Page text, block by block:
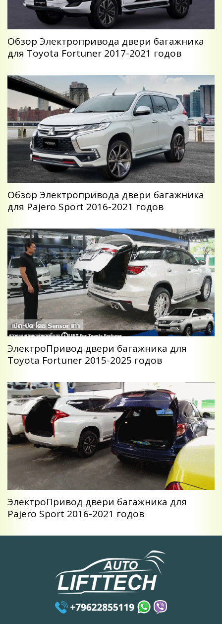
Обзор Электропривода двери багажника
для Toyota Fortuner 2017-2021 годов
Обзор Электропривода двери багажника
для Pajero Sport 2016-2021 годов
ЭлектроПривод двери багажника для
Toyota Fortuner 2015-2025 годов
ЭлектроПривод двери багажника для
Pajero Sport 2016-2021 годов